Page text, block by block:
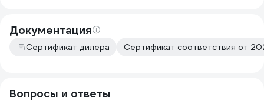
Документация
Сертификат дилера Сертификат соответствия от
Вопросы и ответы